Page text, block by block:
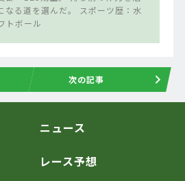
なる道を選んだ。 スポーツ歴：水
トボール
次の記事
ニュース
レース予想